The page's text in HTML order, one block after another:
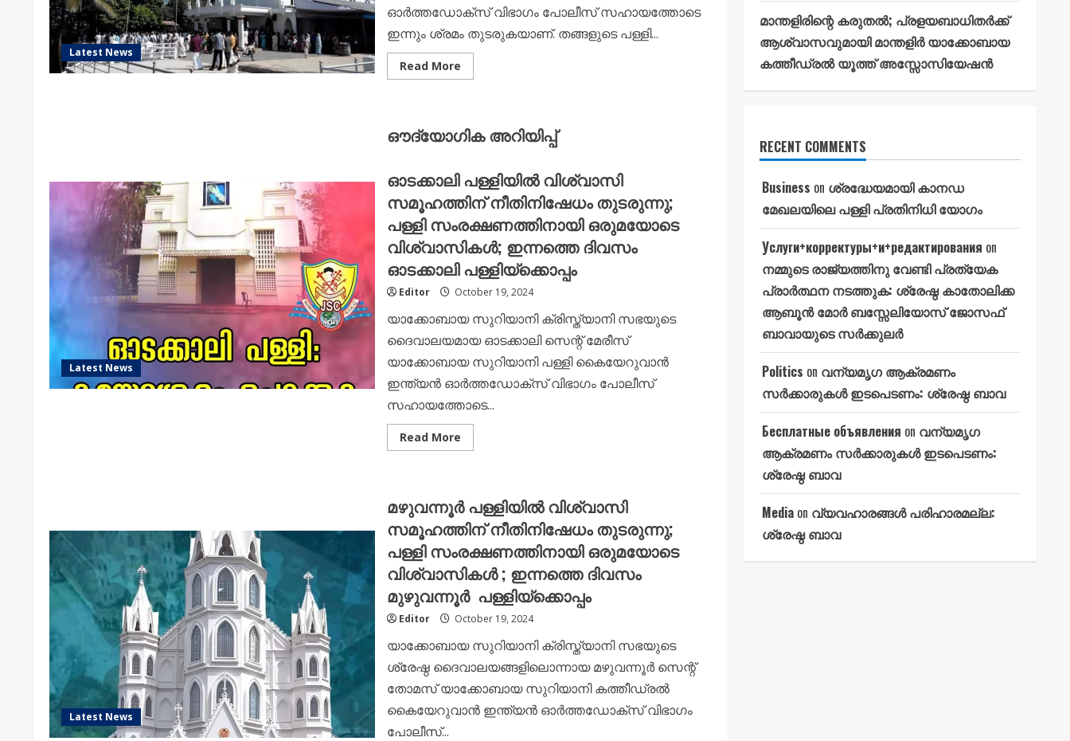
Latest News
ഓർത്തഡോക്സ് വിഭാഗം പോലീസ് സഹായത്തോടെ
ഇന്നും ശ്രമം തുടരുകയാണ്. തങ്ങളുടെ പള്ളി...
Read MoreRead
more
ഒരുമയോടെ
വിശ്വാസി
ദിവസം
പുളിന്താനം
പള്ളിയ്ക്കൊപ്പം
Latest News
ഔദ്യോഗിക അറിയിപ്പ്
ഓടക്കാലി പള്ളിയിൽ വിശ്വാസി
സമൂഹത്തിന് നീതിനിഷേധം തുടരുന്നു;
പള്ളി സംരക്ഷണത്തിനായി ഒരുമയോടെ
വിശ്വാസികൾ; ഇന്നത്തെ ദിവസം
ഓടക്കാലി പള്ളിയ്ക്കൊപ്പം
Editor October 19, 2024
യാക്കോബായ സുറിയാനി ക്രിസ്ത്യാനി സഭയുടെ
ദൈവാലയമായ ഓടക്കാലി സെന്റ് മേരീസ്
യാക്കോബായ സുറിയാനി പള്ളി കൈയേറുവാൻ
ഇന്ത്യൻ ഓർത്തഡോക്സ് വിഭാഗം പോലീസ്
സഹായത്തോടെ...
Read MoreRead
more
<br>ഓടക്കാലി
പള്ളിയിൽ
വിശ്വാസി
സമൂഹത്തിന്
നീതിനിഷേധം
തുടരുന്നു;
പള്ളി
സംരക്ഷണത്തിനായി
ഒരുമയോടെ
വിശ്വാസികൾ;
ഇന്നത്തെ
ദിവസം
ഓടക്കാലി
പള്ളിയ്ക്കൊപ്പം
Latest News
മഴുവന്നൂർ പള്ളിയിൽ വിശ്വാസി
സമൂഹത്തിന് നീതിനിഷേധം തുടരുന്നു;
പള്ളി സംരക്ഷണത്തിനായി ഒരുമയോടെ
വിശ്വാസികൾ ; ഇന്നത്തെ ദിവസം
മുഴുവന്നൂർ പള്ളിയ്ക്കൊപ്പം
Editor October 19, 2024
യാക്കോബായ സുറിയാനി ക്രിസ്ത്യാനി സഭയുടെ
ശ്രേഷ്ഠ ദൈവാലയങ്ങളിലൊന്നായ മഴുവന്നൂർ സെന്റ്
തോമസ് യാക്കോബായ സുറിയാനി കത്തീഡ്രൽ
കൈയേറുവാൻ ഇന്ത്യൻ ഓർത്തഡോക്സ് വിഭാഗം
പോലീസ്...
മാന്തളിരിന്റെ കരുതൽ; പ്രളയബാധിതർക്ക്
ആശ്വാസവുമായി മാന്തളിർ യാക്കോബായ
കത്തീഡ്രൽ യൂത്ത് അസ്സോസിയേഷൻ
RECENT COMMENTS
Business on ശ്രദ്ധേയമായി കാനഡ
മേഖലയിലെ പള്ളി പ്രതിനിധി യോഗം
Услуги+корректуры+и+редактирования on
നമ്മുടെ രാജ്യത്തിനു വേണ്ടി പ്രത്യേക
പ്രാർത്ഥന നടത്തുക: ശ്രേഷ്ഠ കാതോലിക്ക
ആബൂൻ മോർ ബസ്സേലിയോസ് ജോസഫ്
ബാവായുടെ സർക്കുലർ
Politics on വന്യമൃഗ ആക്രമണം
സർക്കാരുകൾ ഇടപെടണം: ശ്രേഷ്ഠ ബാവ
Бесплатные объявления on വന്യമൃഗ
ആക്രമണം സർക്കാരുകൾ ഇടപെടണം:
ശ്രേഷ്ഠ ബാവ
Media on വ്യവഹാരങ്ങൾ പരിഹാരമല്ല:
ശ്രേഷ്ഠ ബാവ